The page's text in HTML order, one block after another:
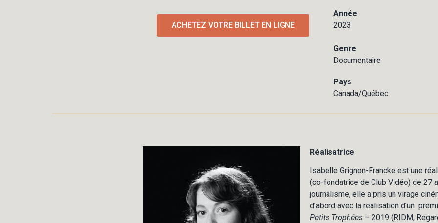
ACHETEZ VOTRE BILLET EN LIGNE
Année
2023
Genre
Documentaire
Pays
Canada/Québec
Réalisatrice
Isabelle Grignon-Francke est une
(co-fondatrice de Club Vidéo) de 27
journalisme, elle a pris un virage
d’abord avec la réalisation d’un
Petits Trophées– 2019 (RIDM,